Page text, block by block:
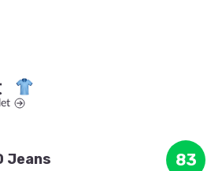
Jeans 83